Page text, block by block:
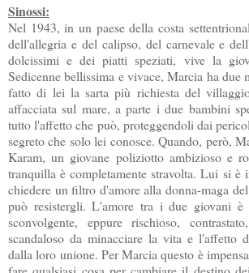
Sinossi:
Nel 1943, in un paese della costa
dell'allegria e del calipso, del carnevale e
dolcissimi e dei piatti speziati, vive la
Sedicenne bellissima e vivace, Marcia ha due
fatto di lei la sarta più richiesta del
affacciata sul mare, a parte i due bambini
tutto l'affetto che può, proteggendoli dai
segreto che solo lei conosce. Quando, però,
Karam, un giovane poliziotto ambizioso e
tranquilla è completamente stravolta. Lui si è
chiedere un filtro d'amore alla donna-maga
può resistergli. L'amore tra i due giovani è
sconvolgente, eppure rischioso,
scandaloso da minacciare la vita e l'affetto
dalla loro unione. Per Marcia questo è